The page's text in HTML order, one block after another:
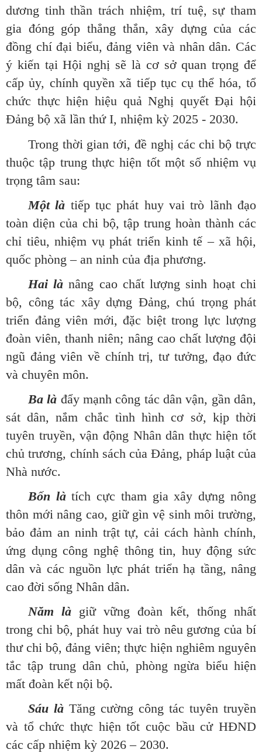
dương tinh thần trách nhiệm, trí tuệ, sự tham
gia đóng góp thẳng thắn, xây dựng của các
đồng chí đại biểu, đảng viên và nhân dân. Các
ý kiến tại Hội nghị sẽ là cơ sở quan trọng để
cấp ủy, chính quyền xã tiếp tục cụ thể hóa, tổ
chức thực hiện hiệu quả Nghị quyết Đại hội
Đảng bộ xã lần thứ I, nhiệm kỳ 2025 - 2030.
Trong thời gian tới, đề nghị các chi bộ trực
thuộc tập trung thực hiện tốt một số nhiệm vụ
trọng tâm sau:
Một là tiếp tục phát huy vai trò lãnh đạo
toàn diện của chi bộ, tập trung hoàn thành các
chỉ tiêu, nhiệm vụ phát triển kinh tế – xã hội,
quốc phòng – an ninh của địa phương.
Hai là nâng cao chất lượng sinh hoạt chi
bộ, công tác xây dựng Đảng, chú trọng phát
triển đảng viên mới, đặc biệt trong lực lượng
đoàn viên, thanh niên; nâng cao chất lượng đội
ngũ đảng viên về chính trị, tư tưởng, đạo đức
và chuyên môn.
Ba là đẩy mạnh công tác dân vận, gần dân,
sát dân, nắm chắc tình hình cơ sở, kịp thời
tuyên truyền, vận động Nhân dân thực hiện tốt
chủ trương, chính sách của Đảng, pháp luật của
Nhà nước.
Bốn là tích cực tham gia xây dựng nông
thôn mới nâng cao, giữ gìn vệ sinh môi trường,
bảo đảm an ninh trật tự, cải cách hành chính,
ứng dụng công nghệ thông tin, huy động sức
dân và các nguồn lực phát triển hạ tầng, nâng
cao đời sống Nhân dân.
Năm là giữ vững đoàn kết, thống nhất
trong chi bộ, phát huy vai trò nêu gương của bí
thư chi bộ, đảng viên; thực hiện nghiêm nguyên
tắc tập trung dân chủ, phòng ngừa biểu hiện
mất đoàn kết nội bộ.
Sáu làTăng cường công tác tuyên truyền
và tổ chức thực hiện tốt cuộc bầu cử HĐND
các cấp nhiệm kỳ 2026 – 2030.